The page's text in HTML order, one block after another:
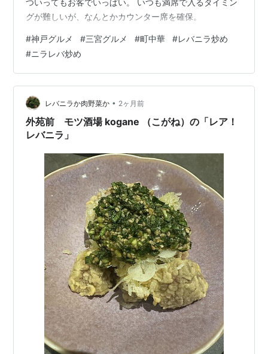
ついってもお客でいっぱい。 いつも満席で入るタイミン
グが難しいが、なんとかカウンター席を確保。
#神戸グルメ #三宮グルメ #町中華 #レバニラ炒め
#ニラレバ炒め
レバニラか肉野菜か • 2ヶ月前
外苑前 モツ酒場 kogane （こがね）の「レア！
レバニラ」